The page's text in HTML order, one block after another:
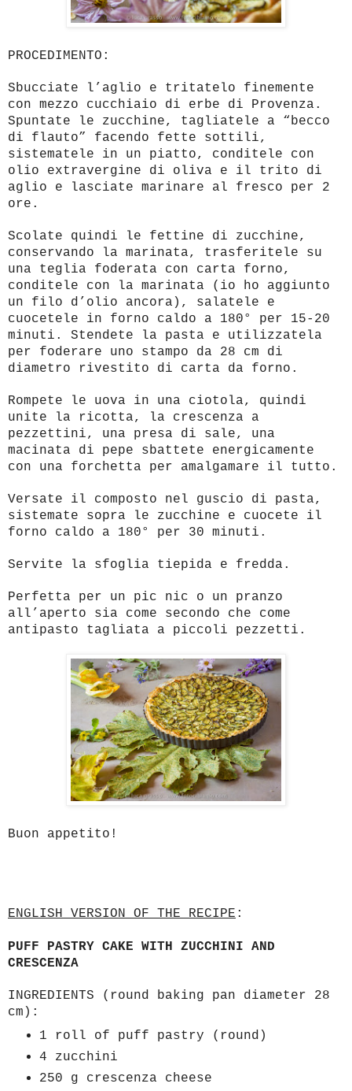
PROCEDIMENTO:
Sbucciate l’aglio e tritatelo finemente
con mezzo cucchiaio di erbe di Provenza.
Spuntate le zucchine, tagliatele a “becco
di flauto” facendo fette sottili,
sistematele in un piatto, conditele con
olio extravergine di oliva e il trito di
aglio e lasciate marinare al fresco per 2
ore.
Scolate quindi le fettine di zucchine,
conservando la marinata, trasferitele su
una teglia foderata con carta forno,
conditele con la marinata (io ho aggiunto
un filo d’olio ancora), salatele e
cuocetele in forno caldo a 180° per 15-20
minuti. Stendete la pasta e utilizzatela
per foderare uno stampo da 28 cm di
diametro rivestito di carta da forno.
Rompete le uova in una ciotola, quindi
unite la ricotta, la crescenza a
pezzettini, una presa di sale, una
macinata di pepe sbattete energicamente
con una forchetta per amalgamare il tutto.
Versate il composto nel guscio di pasta,
sistemate sopra le zucchine e cuocete il
forno caldo a 180° per 30 minuti.
Servite la sfoglia tiepida e fredda.
Perfetta per un pic nic o un pranzo
all’aperto sia come secondo che come
antipasto tagliata a piccoli pezzetti.
Buon appetito!
ENGLISH VERSION OF THE RECIPE :
PUFF PASTRY CAKE WITH ZUCCHINI AND
CRESCENZA
INGREDIENTS (round baking pan diameter 28
cm):
1 roll of puff pastry (round)
4 zucchini
250 g crescenza cheese